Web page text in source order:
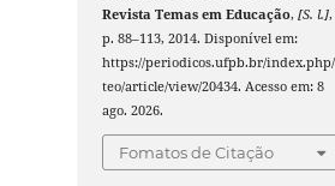
Revista Temas em Educação,[S. l.],
p. 88–113, 2014. Disponível em:
https://periodicos.ufpb.br/
teo/article/view/20434. Acesso em: 8
ago. 2026.
Fomatos de Citação